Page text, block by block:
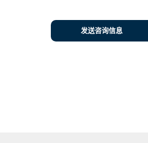
发送咨询信息